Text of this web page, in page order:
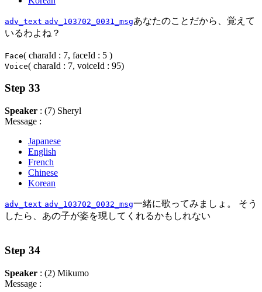
adv_text adv_103702_0031_msgあなたのことだから、覚えて
いるわよね？
Face( charaId : 7, faceId : 5 )
Voice( charaId : 7, voiceId : 95)
Step 33
Speaker : (7) Sheryl
Message :
Japanese
English
French
Chinese
Korean
adv_text adv_103702_0032_msg一緒に歌ってみましょ。 そう
したら、あの子が姿を現してくれるかもしれない
Step 34
Speaker : (2) Mikumo
Message :